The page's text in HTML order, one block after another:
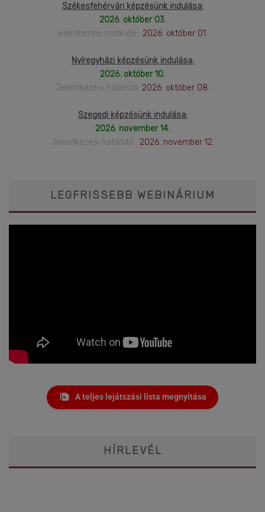
Székesfehérvári képzésünk indulása:
2026. október 03.
jelentkezési határidő: 2026. október 01.
Nyíregyházi képzésünk indulása:
2026. október 10.
Jelentkezési határidő: 2026. október 08.
Szegedi képzésünk indulása:
2026. november 14.
Jelentkezési határidő: 2026. november 12.
LEGFRISSEBB WEBINÁRIUM
A teljes lejátszási lista megnyitása
HÍRLEVÉL